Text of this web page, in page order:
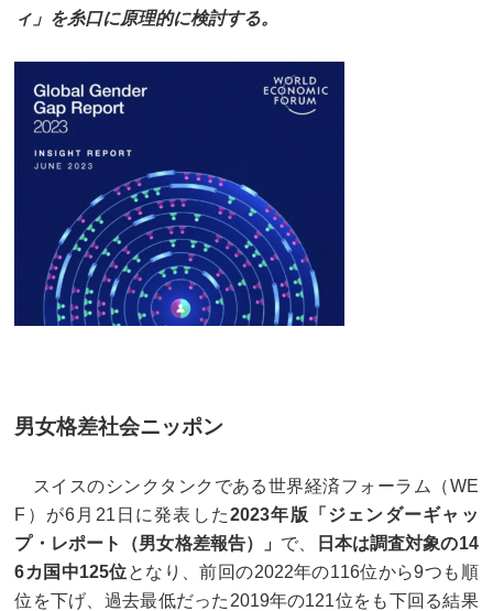
ィ」を糸口に原理的に検討する。
男女格差社会ニッポン
スイスのシンクタンクである世界経済フォーラム（WE
F）が6月21日に発表した2023年版「ジェンダーギャッ
プ・レポート（男女格差報告）」 で、
日本は調査対象の14
6カ国中125位となり、前回の2022年の116位から9つも順
位を下げ、過去最低だった2019年の121位をも下回る結果